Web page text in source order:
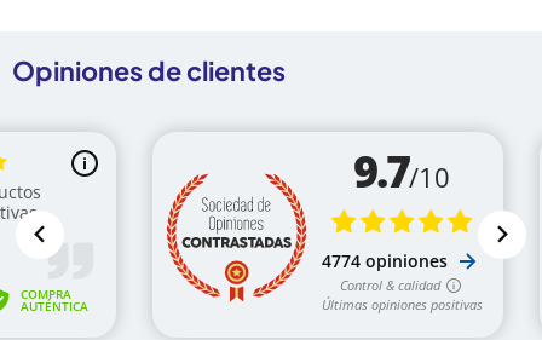
Opiniones de clientes